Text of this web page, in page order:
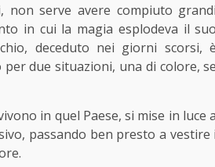
serve avere compiuto grandi
in cui la magia esplodeva il suo
deceduto nei giorni scorsi, è
due situazioni, una di colore, se
in quel Paese, si mise in luce a
passando ben presto a vestire i